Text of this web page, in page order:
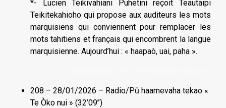
*- Lucien Teikivahiani Puhetini reçoit Teautaipi
Teikitekahioho qui propose aux auditeurs les mots
marquisiens qui conviennent pour remplacer les
mots tahitiens et français qui encombrent la langue
marquisienne. Aujourd’hui : « haapaò, uai, paha ».
208 – 28/01/2026 – Radio/Pū haamevaha tekao «
Te Òko nui » (32’09’’)